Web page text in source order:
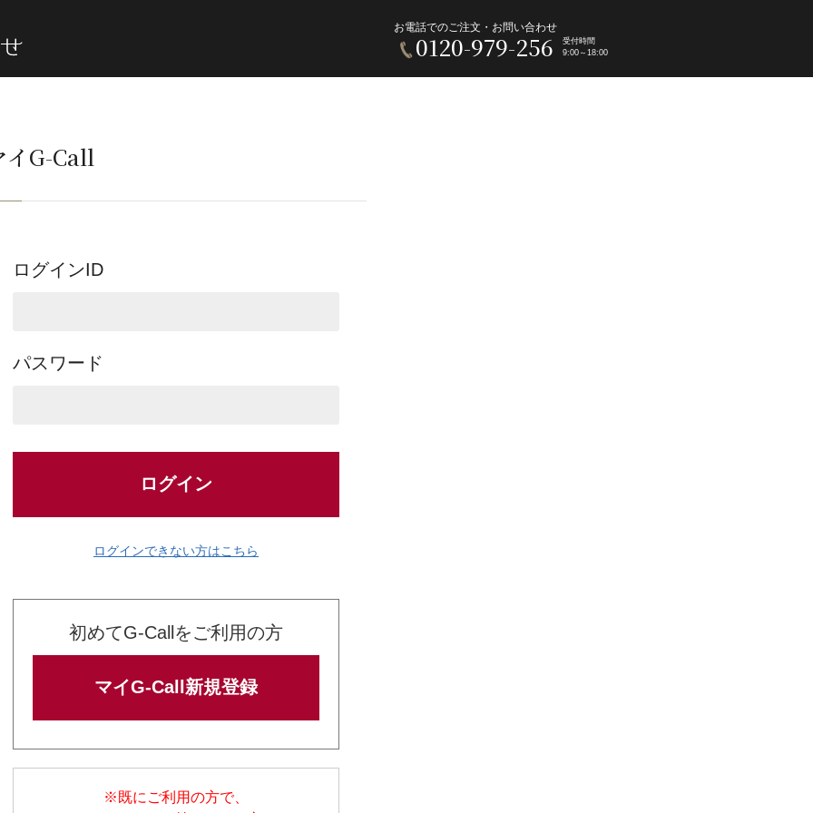
お電話でのご注文・お問い合わせ
0120-979-256
受付時間
9:00～18:00
イG-Call
ログインID
パスワード
ログイン
ログインできない方はこちら
初めてG-Callをご利用の方
マイG-Call新規登録
※既にご利用の方で、